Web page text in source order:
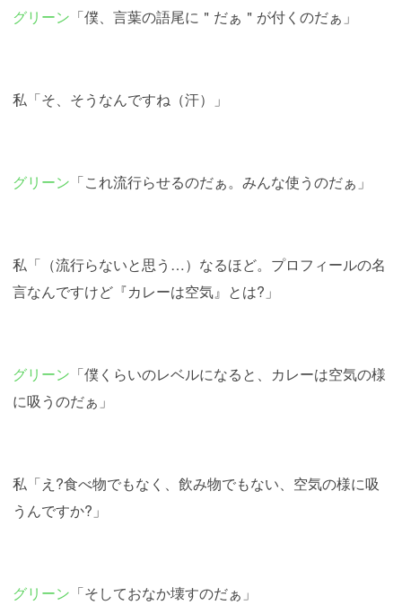
グリーン 「僕、言葉の語尾に＂だぁ＂が付くのだぁ」
私「そ、そうなんですね（汗）」
グリーン 「これ流行らせるのだぁ。みんな使うのだぁ」
私「（流行らないと思う…）なるほど。プロフィールの名
言なんですけど『カレーは空気』とは?」
グリーン 「僕くらいのレベルになると、カレーは空気の様
に吸うのだぁ」
私「え?食べ物でもなく、飲み物でもない、空気の様に吸
うんですか?」
グリーン 「そしておなか壊すのだぁ」